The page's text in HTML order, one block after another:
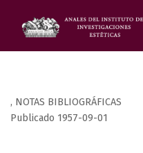
, NOTAS BIBLIOGRÁFICAS
Publicado 1957-09-01